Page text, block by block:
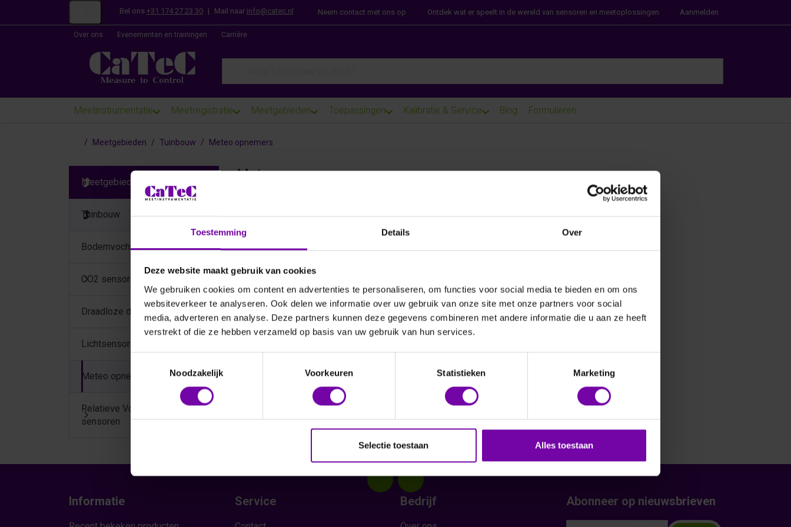
Toestemming Details Over
Deze website maakt gebruik van cookies
We gebruiken cookies om content en advertenties te personaliseren, om functies voor social media te bieden en om ons
websiteverkeer te analyseren. Ook delen we informatie over uw gebruik van onze site met onze partners voor social
media, adverteren en analyse. Deze partners kunnen deze gegevens combineren met andere informatie die u aan ze heeft
verstrekt of die ze hebben verzameld op basis van uw gebruik van hun services.
Noodzakelijk
Voorkeuren Statistieken Marketing
Selectie toestaan Alles toestaan
Bel ons +31 174 27 23 30 | Mail naar info@catec.nl Neem contact met ons op Ontdek wat er speelt in de wereld van sensoren en meetoplossingen Aanmelden
Over ons Evenementen en trainingen Carrière
Meetinstrumentatie Meetregistratie Meetgebieden Toepassingen Kalibratie & Service Blog Formulieren
Startpagina
Meetgebieden Tuinbouw Meteo opnemers
Meetgebieden
Tuinbouw
Bodemvocht / EC sensoren
CO2 sensoren
Draadloze dataloggers
Lichtsensoren
Meteo opnemers
Relatieve Vochtigheid
sensoren
Meteo opnemers
Informatie Service Bedrijf Abonneer op nieuwsbrieven